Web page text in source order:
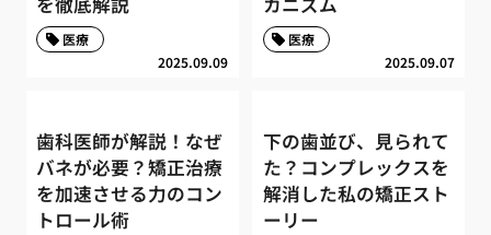
2025.09.09
医療
2025.09.07
医療
歯科医師が解説！なぜ
バネが必要？矯正治療
を加速させる力のコン
トロール術
下の歯並び、見られて
た？コンプレックスを
解消した私の矯正スト
ーリー